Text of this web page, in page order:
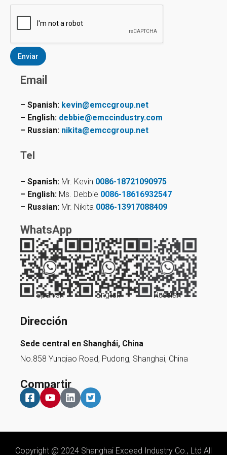
e
Enviar
Email
– Spanish: kevin@emccgroup.net
– English: debbie@emccindustry.com
– Russian: nikita@emccgroup.net
Tel
– Spanish: Mr. Kevin 0086-18721090975
– English: Ms. Debbie 0086-18616932547
– Russian: Mr. Nikita 0086-13917088409
WhatsApp
Spanish English Russian
Dirección
Sede central en Shanghái, China
No.858 Yunqiao Road, Pudong, Shanghai, China
Compartir
Copyright @ 2024 Shanghai Exceed Industry Co., Ltd All